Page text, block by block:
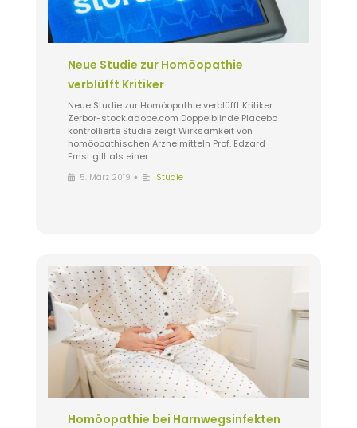
Neue Studie zur Homöopathie
verblüfft Kritiker
Neue Studie zur Homöopathie verblüfft Kritiker
Zerbor-stock.adobe.com Doppelblinde Placebo
kontrollierte Studie zeigt Wirksamkeit von
homöopathischen Arzneimitteln Prof. Edzard
Ernst gilt als einer …
5. März 2019 • Studie
Homöopathie bei Harnwegsinfekten